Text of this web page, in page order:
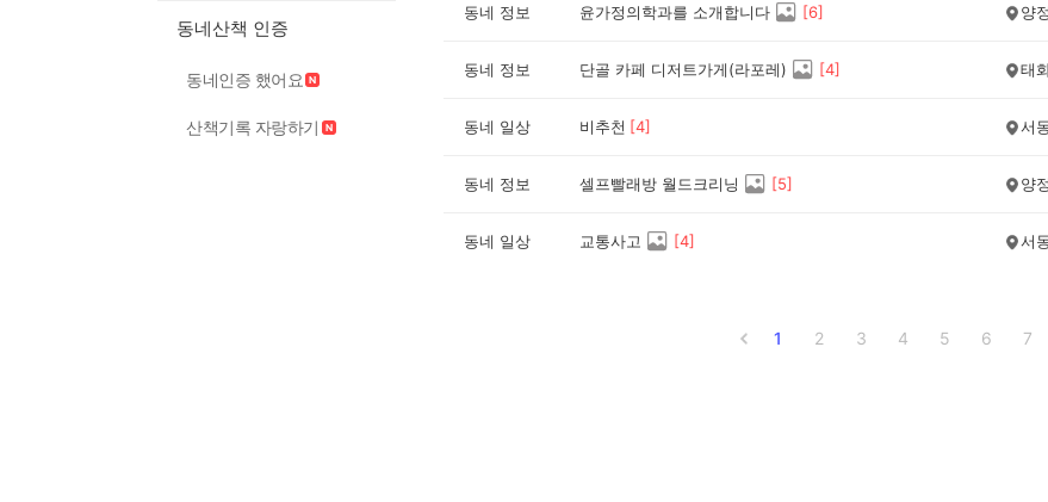
동네산책 인증
동네인증 했어요
산책기록 자랑하기
동네 정보 윤가정의학과를 소개합니다 [6] 양
동네 정보 단골 카페 디저트가게(라포레) [4] 태
동네 일상 비추천 [4] 서
동네 정보 셀프빨래방 월드크리닝 [5] 양
동네 일상 교통사고 [4] 서
1 2 3 4 5 6 7